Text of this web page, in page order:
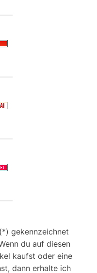
gekennzeichnet
du auf diesen
kaufst oder eine
dann erhalte ich